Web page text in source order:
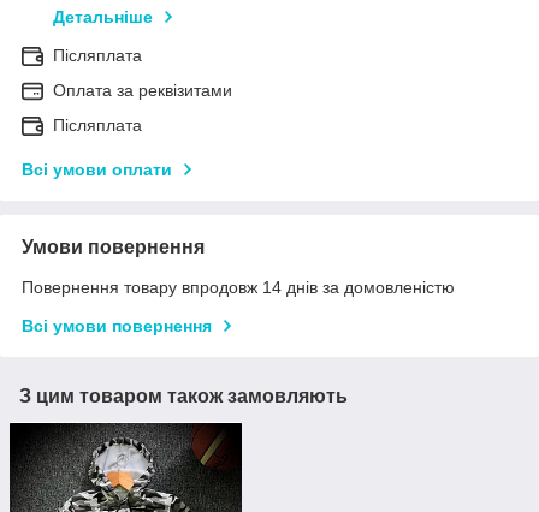
Детальніше
Післяплата
Оплата за реквізитами
Післяплата
Всі умови оплати
Умови повернення
Повернення товару впродовж 14 днів за домовленістю
Всі умови повернення
З цим товаром також замовляють